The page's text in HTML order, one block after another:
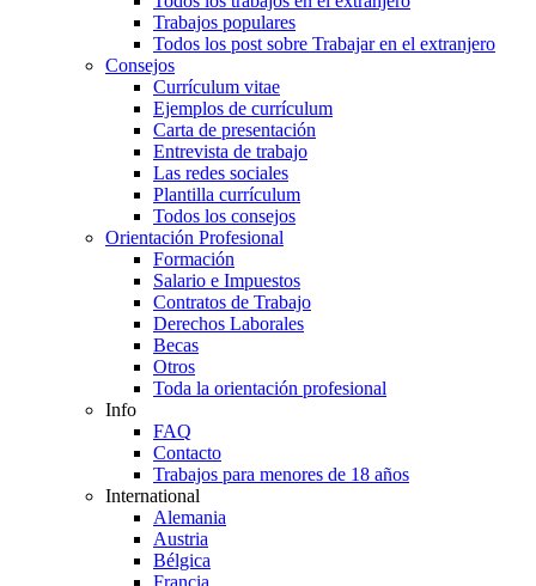
Trabajos populares
Todos los post sobre Trabajar en el extranjero
Consejos
Currículum vitae
Ejemplos de currículum
Carta de presentación
Entrevista de trabajo
Las redes sociales
Plantilla currículum
Todos los consejos
Orientación Profesional
Formación
Salario e Impuestos
Contratos de Trabajo
Derechos Laborales
Becas
Otros
Toda la orientación profesional
Info
FAQ
Contacto
Trabajos para menores de 18 años
International
Alemania
Austria
Bélgica
Francia